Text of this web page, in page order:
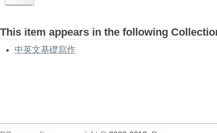
This item appears in the following
中英文基礎寫作